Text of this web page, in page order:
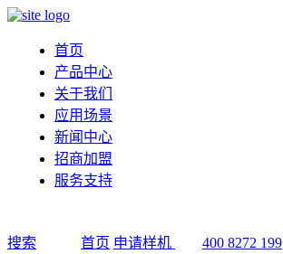
首页
产品中心
关于我们
应用场景
新闻中心
招商加盟
服务支持
搜索 首页 申请样机 400 8272 199